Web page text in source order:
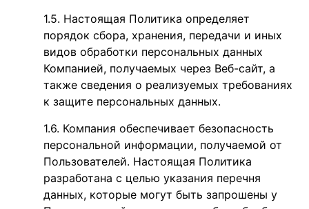
Настоящая Политика определяет
порядок сбора, хранения, передачи и иных
видов обработки персональных данных
Компанией, получаемых через Веб-сайт, а
также сведения о реализуемых требованиях
к защите персональных данных.
Компания обеспечивает безопасность
персональной информации, получаемой от
Пользователей. Настоящая Политика
разработана с целью указания перечня
данных, которые могут быть запрошены у